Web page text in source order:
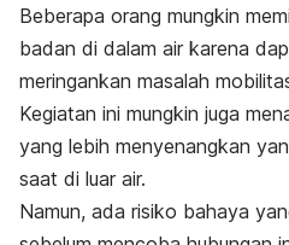
Beberapa orang mungkin
badan di dalam air karena
meringankan masalah
Kegiatan ini mungkin juga
yang lebih menyenangkan
saat di luar air.
Namun, ada risiko bahaya